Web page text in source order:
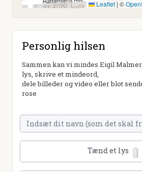
Leaflet | ©
Personlig hilsen
Sammen kan vi mindes Eigil
lys, skrive et mindeord,
dele billeder og video eller blot
rose
Tænd et lys